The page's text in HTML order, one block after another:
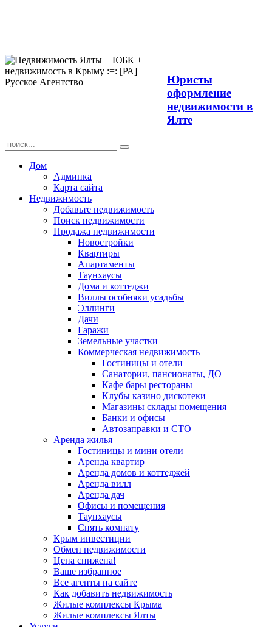
Юристы
оформление
недвижимости в
Ялте
Дом
Админка
Карта сайта
Недвижимость
Добавьте недвижимость
Поиск недвижимости
Продажа недвижимости
Новостройки
Квартиры
Апартаменты
Таунхаусы
Дома и коттеджи
Виллы особняки усадьбы
Эллинги
Дачи
Гаражи
Земельные участки
Коммерческая недвижимость
Гостиницы и отели
Санатории, пансионаты, ДО
Кафе бары рестораны
Клубы казино дискотеки
Магазины склады помещения
Банки и офисы
Автозаправки и СТО
Аренда жилья
Гостиницы и мини отели
Аренда квартир
Аренда домов и коттеджей
Аренда вилл
Аренда дач
Офисы и помещения
Таунхаусы
Снять комнату
Крым инвестиции
Обмен недвижимости
Цена снижена!
Ваше избранное
Все агенты на сайте
Как добавить недвижимость
Жилые комплексы Крыма
Жилые комплексы Ялты